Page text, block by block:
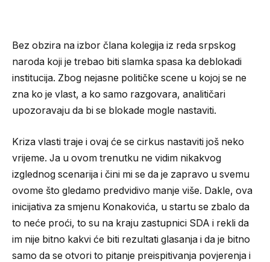
Bez obzira na izbor člana kolegija iz reda srpskog
naroda koji je trebao biti slamka spasa ka deblokadi
institucija. Zbog nejasne političke scene u kojoj se ne
zna ko je vlast, a ko samo razgovara, analitičari
upozoravaju da bi se blokade mogle nastaviti.
Kriza vlasti traje i ovaj će se cirkus nastaviti još neko
vrijeme. Ja u ovom trenutku ne vidim nikakvog
izglednog scenarija i čini mi se da je zapravo u svemu
ovome što gledamo predvidivo manje više. Dakle, ova
inicijativa za smjenu Konakovića, u startu se zbalo da
to neće proći, to su na kraju zastupnici SDA i rekli da
im nije bitno kakvi će biti rezultati glasanja i da je bitno
samo da se otvori to pitanje preispitivanja povjerenja i